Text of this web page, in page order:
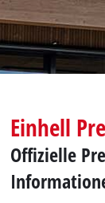
Einhell
Offizielle